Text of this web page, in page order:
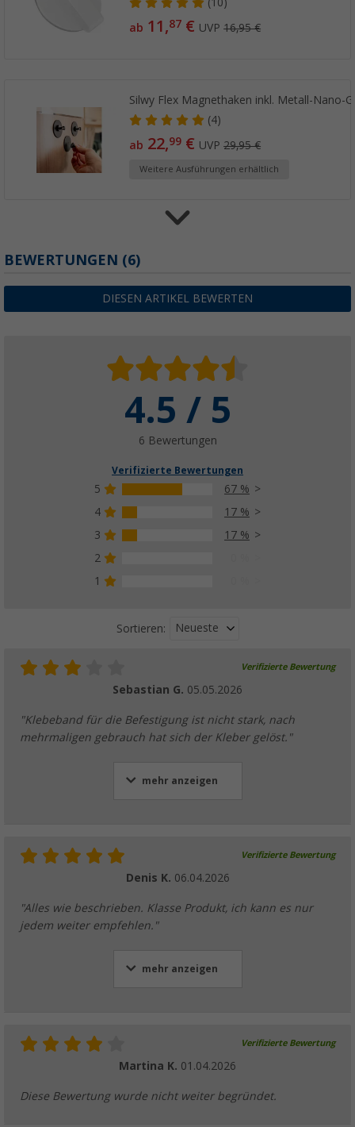
(10)
ab 11,87 € UVP16,95 €
Silwy Flex Magnethaken inkl. Metall-Nano-
(4)
ab 22,99 € UVP29,95 €
Weitere Ausführungen erhältlich
Silwy Magnet-Haken THE ONE inkl. Pad
ab 18,99€UVP24,95 €
Silwy Magnet-Pads 6,5 cm 4er Set
(4)
14,99€ UVP 19,95 €
Weitere Ausführungen erhältlich
Silwy Magnet-Pads 6,5 cm 4er Set
BEWERTUNGEN (6)
DIESEN ARTIKEL BEWERTEN
4.5 / 5
6 Bewertungen
Verifizierte Bewertungen
5
67 %
4
17 %
3
17 %
2
1
Sortieren: Neueste
Verifizierte Bewertung
Sebastian G. 05.05.2026
"Klebeband für die Befestigung ist nicht stark, nach
mehrmaligen gebrauch hat sich der Kleber gelöst."
mehr anzeigen
Verifizierte Bewertung
Denis K. 06.04.2026
"Alles wie beschrieben. Klasse Produkt, ich kann es nur
jedem weiter empfehlen."
mehr anzeigen
Verifizierte Bewertung
Martina K. 01.04.2026
Diese Bewertung wurde nicht weiter begründet.